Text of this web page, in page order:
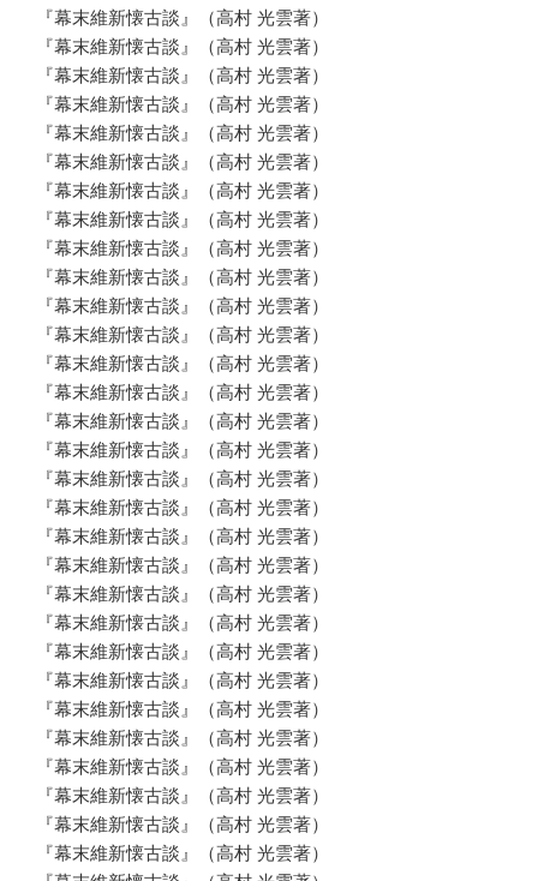
『幕末維新懐古談』（高村 光雲著）
『幕末維新懐古談』（高村 光雲著）
『幕末維新懐古談』（高村 光雲著）
『幕末維新懐古談』（高村 光雲著）
『幕末維新懐古談』（高村 光雲著）
『幕末維新懐古談』（高村 光雲著）
『幕末維新懐古談』（高村 光雲著）
『幕末維新懐古談』（高村 光雲著）
『幕末維新懐古談』（高村 光雲著）
『幕末維新懐古談』（高村 光雲著）
『幕末維新懐古談』（高村 光雲著）
『幕末維新懐古談』（高村 光雲著）
『幕末維新懐古談』（高村 光雲著）
『幕末維新懐古談』（高村 光雲著）
『幕末維新懐古談』（高村 光雲著）
『幕末維新懐古談』（高村 光雲著）
『幕末維新懐古談』（高村 光雲著）
『幕末維新懐古談』（高村 光雲著）
『幕末維新懐古談』（高村 光雲著）
『幕末維新懐古談』（高村 光雲著）
『幕末維新懐古談』（高村 光雲著）
『幕末維新懐古談』（高村 光雲著）
『幕末維新懐古談』（高村 光雲著）
『幕末維新懐古談』（高村 光雲著）
『幕末維新懐古談』（高村 光雲著）
『幕末維新懐古談』（高村 光雲著）
『幕末維新懐古談』（高村 光雲著）
『幕末維新懐古談』（高村 光雲著）
『幕末維新懐古談』（高村 光雲著）
『幕末維新懐古談』（高村 光雲著）